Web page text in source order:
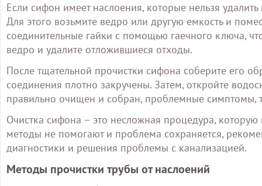
Если сифон имеет наслоения, которые нельзя
Для этого возьмите ведро или другую емкость и
соединительные гайки с помощью гаечного ключа,
ведро и удалите отложившиеся отходы.
После тщательной прочистки сифона соберите его
соединения плотно закручены. Затем, откройте
правильно очищен и собран, проблемные симптомы,
Очистка сифона – это несложная процедура,
методы не помогают и проблема сохраняется,
диагностики и решения проблемы с канализацией.
Методы прочистки трубы от наслоений